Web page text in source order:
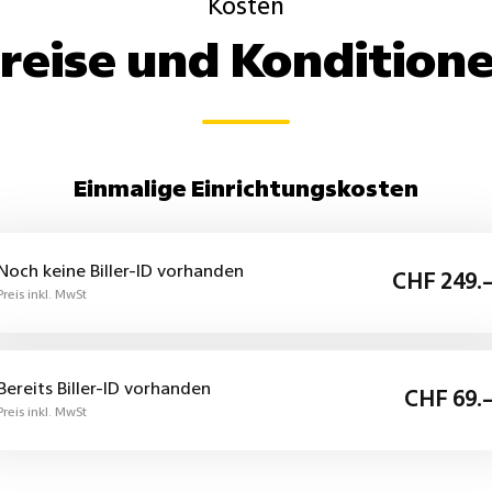
Netzwerkpartnerschaft
Briefpost
Kosten
und
Einmalige Einrichtungskosten
keine Biller-ID vorhanden
inkl. MwSt
CHF
Biller-ID vorhanden
inkl. MwSt
CHF